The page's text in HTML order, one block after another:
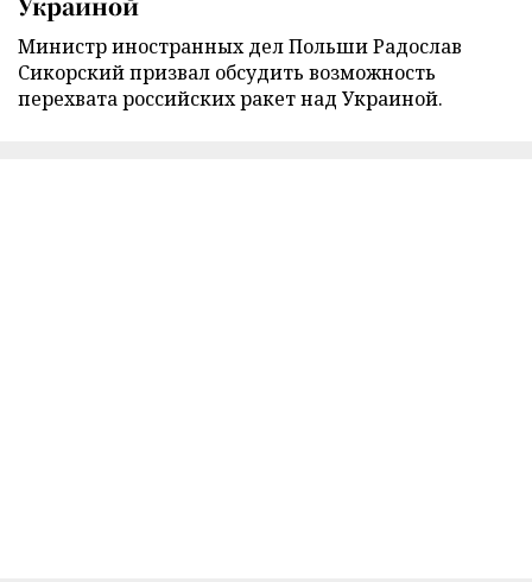
Министр иностранных дел Польши Радослав
Сикорский призвал обсудить возможность
перехвата российских ракет над Украиной.